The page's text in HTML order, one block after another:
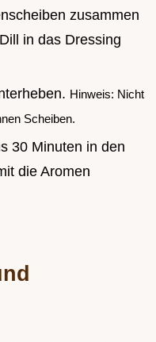
zusammen
in das Dressing
Hinweis: Nicht
Scheiben.
30 Minuten in den
die Aromen